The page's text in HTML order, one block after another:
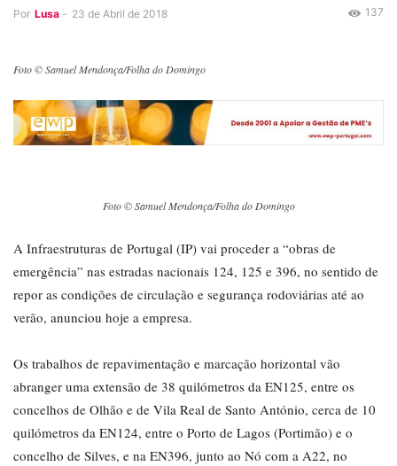
Por Lusa - 23 de Abril de 2018 137
Foto © Samuel Mendonça/Folha do Domingo
Foto © Samuel Mendonça/Folha do Domingo
A Infraestruturas de Portugal (IP) vai proceder a “obras de
emergência” nas estradas nacionais 124, 125 e 396, no sentido de
repor as condições de circulação e segurança rodoviárias até ao
verão, anunciou hoje a empresa.
Os trabalhos de repavimentação e marcação horizontal vão
abranger uma extensão de 38 quilómetros da EN125, entre os
concelhos de Olhão e de Vila Real de Santo António, cerca de 10
quilómetros da EN124, entre o Porto de Lagos (Portimão) e o
concelho de Silves, e na EN396, junto ao Nó com a A22, no